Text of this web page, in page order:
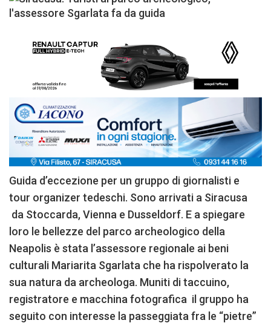
Guida d’eccezione per un gruppo di giornalisti e
tour organizer tedeschi. Sono arrivati a Siracusa
da Stoccarda, Vienna e Dusseldorf. E a spiegare
loro le bellezze del parco archeologico della
Neapolis è stata l’assessore regionale ai beni
culturali Mariarita Sgarlata che ha rispolverato la
sua natura da archeologa. Muniti di taccuino,
registratore e macchina fotografica il gruppo ha
seguito con interesse la passeggiata fra le “pietre”